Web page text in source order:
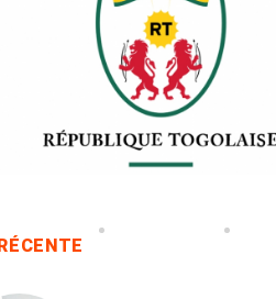
RÉCENTE